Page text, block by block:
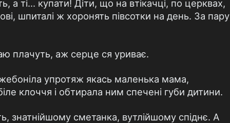
а ті... купати! Діти, що на втікачці, по церквах,
шпиталі ж хоронять півсотки на день. За пару
плачуть, аж серце ся уриває.
упротяж якась маленька мама,
клоччя і обтира­ла ним спечені губи дитини.
сметанка, вутлійшому спіднє. А